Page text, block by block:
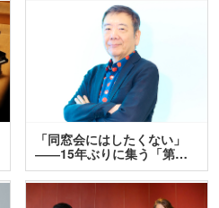
「同窓会にはしたくない」
――15年ぶりに集う「第…